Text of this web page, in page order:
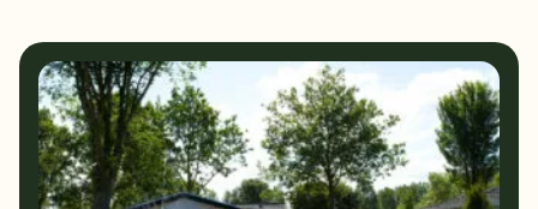
9 Bungalows 8 Kindvriendelijk
9 Prijs/kwaliteit